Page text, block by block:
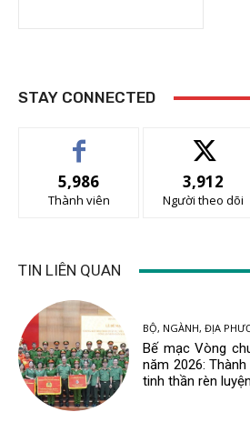
STAY CONNECTED
5,986
Thành viên
3,912
Người theo dõi
TIN LIÊN QUAN
BỘ, NGÀNH, ĐỊA
Bế mạc Vòng
năm 2026:
tinh thần rèn